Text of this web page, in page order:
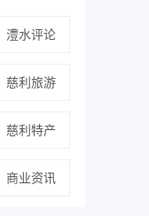
澧水评论
慈利旅游
慈利特产
商业资讯